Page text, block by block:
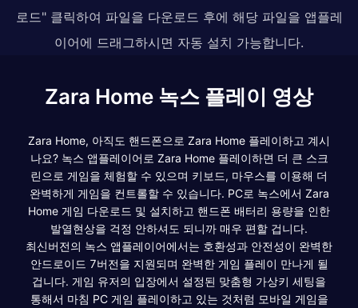
로드" 클릭하여 파일을 다운로드 후에 해당 파일을 앱플레
이어에 드래그하시면 자동 설치 가능합니다.
Zara Home 녹스 플레이 영상
Zara Home, 아직도 핸드폰으로 Zara Home 플레이하고 계시
나요? 녹스 앱플레이어로 Zara Home 플레이하면 더 큰 스크
린으로 게임을 체험할 수 있으며 키보드, 마우스를 이용해 더
완벽하게 게임을 컨트롤할 수 있습니다. PC로 녹스에서 Zara
Home 게임 다운로드 및 설치하고 핸드폰 배터리 용량을 인한
발열현상을 걱정 안하셔도 되니까 매우 편할 겁니다.
최신버전의 녹스 앱플레이어에서는 호환성과 안전성이 완벽한
안드로이드 7버전을 지원되며 완벽한 게임 플레이 만나게 될
겁니다. 게임 유저의 입장에서 설정된 맞춤형 가상키 세팅을
통해서 마침 PC 게임 플레이하고 있는 것처럼 모바일 게임을